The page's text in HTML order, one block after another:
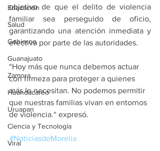
Educación
Salud
Gobierno
Guanajuato
Zamora
Huandacareo
Uruapan
Ciencia y Tecnología
Viral
objetivo de que el delito de violencia
familiar sea perseguido de oficio,
garantizando una atención inmediata y
efectiva por parte de las autoridades.
“Hoy más que nunca debemos actuar
con firmeza para proteger a quienes
más lo necesitan. No podemos permitir
que nuestras familias vivan en entornos
de violencia.“ expresó.
#NoticiasdeMorelia